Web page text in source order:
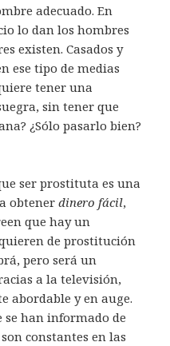
adecuado. En
lo dan los hombres
existen. Casados y
ese tipo de medias
tener una
sin tener que
¿Sólo pasarlo bien?
ser prostituta es una
obtenerdinero fácil,
que hay un
de prostitución
pero será un
a la televisión,
abordable y en auge.
se han informado de
constantes en las